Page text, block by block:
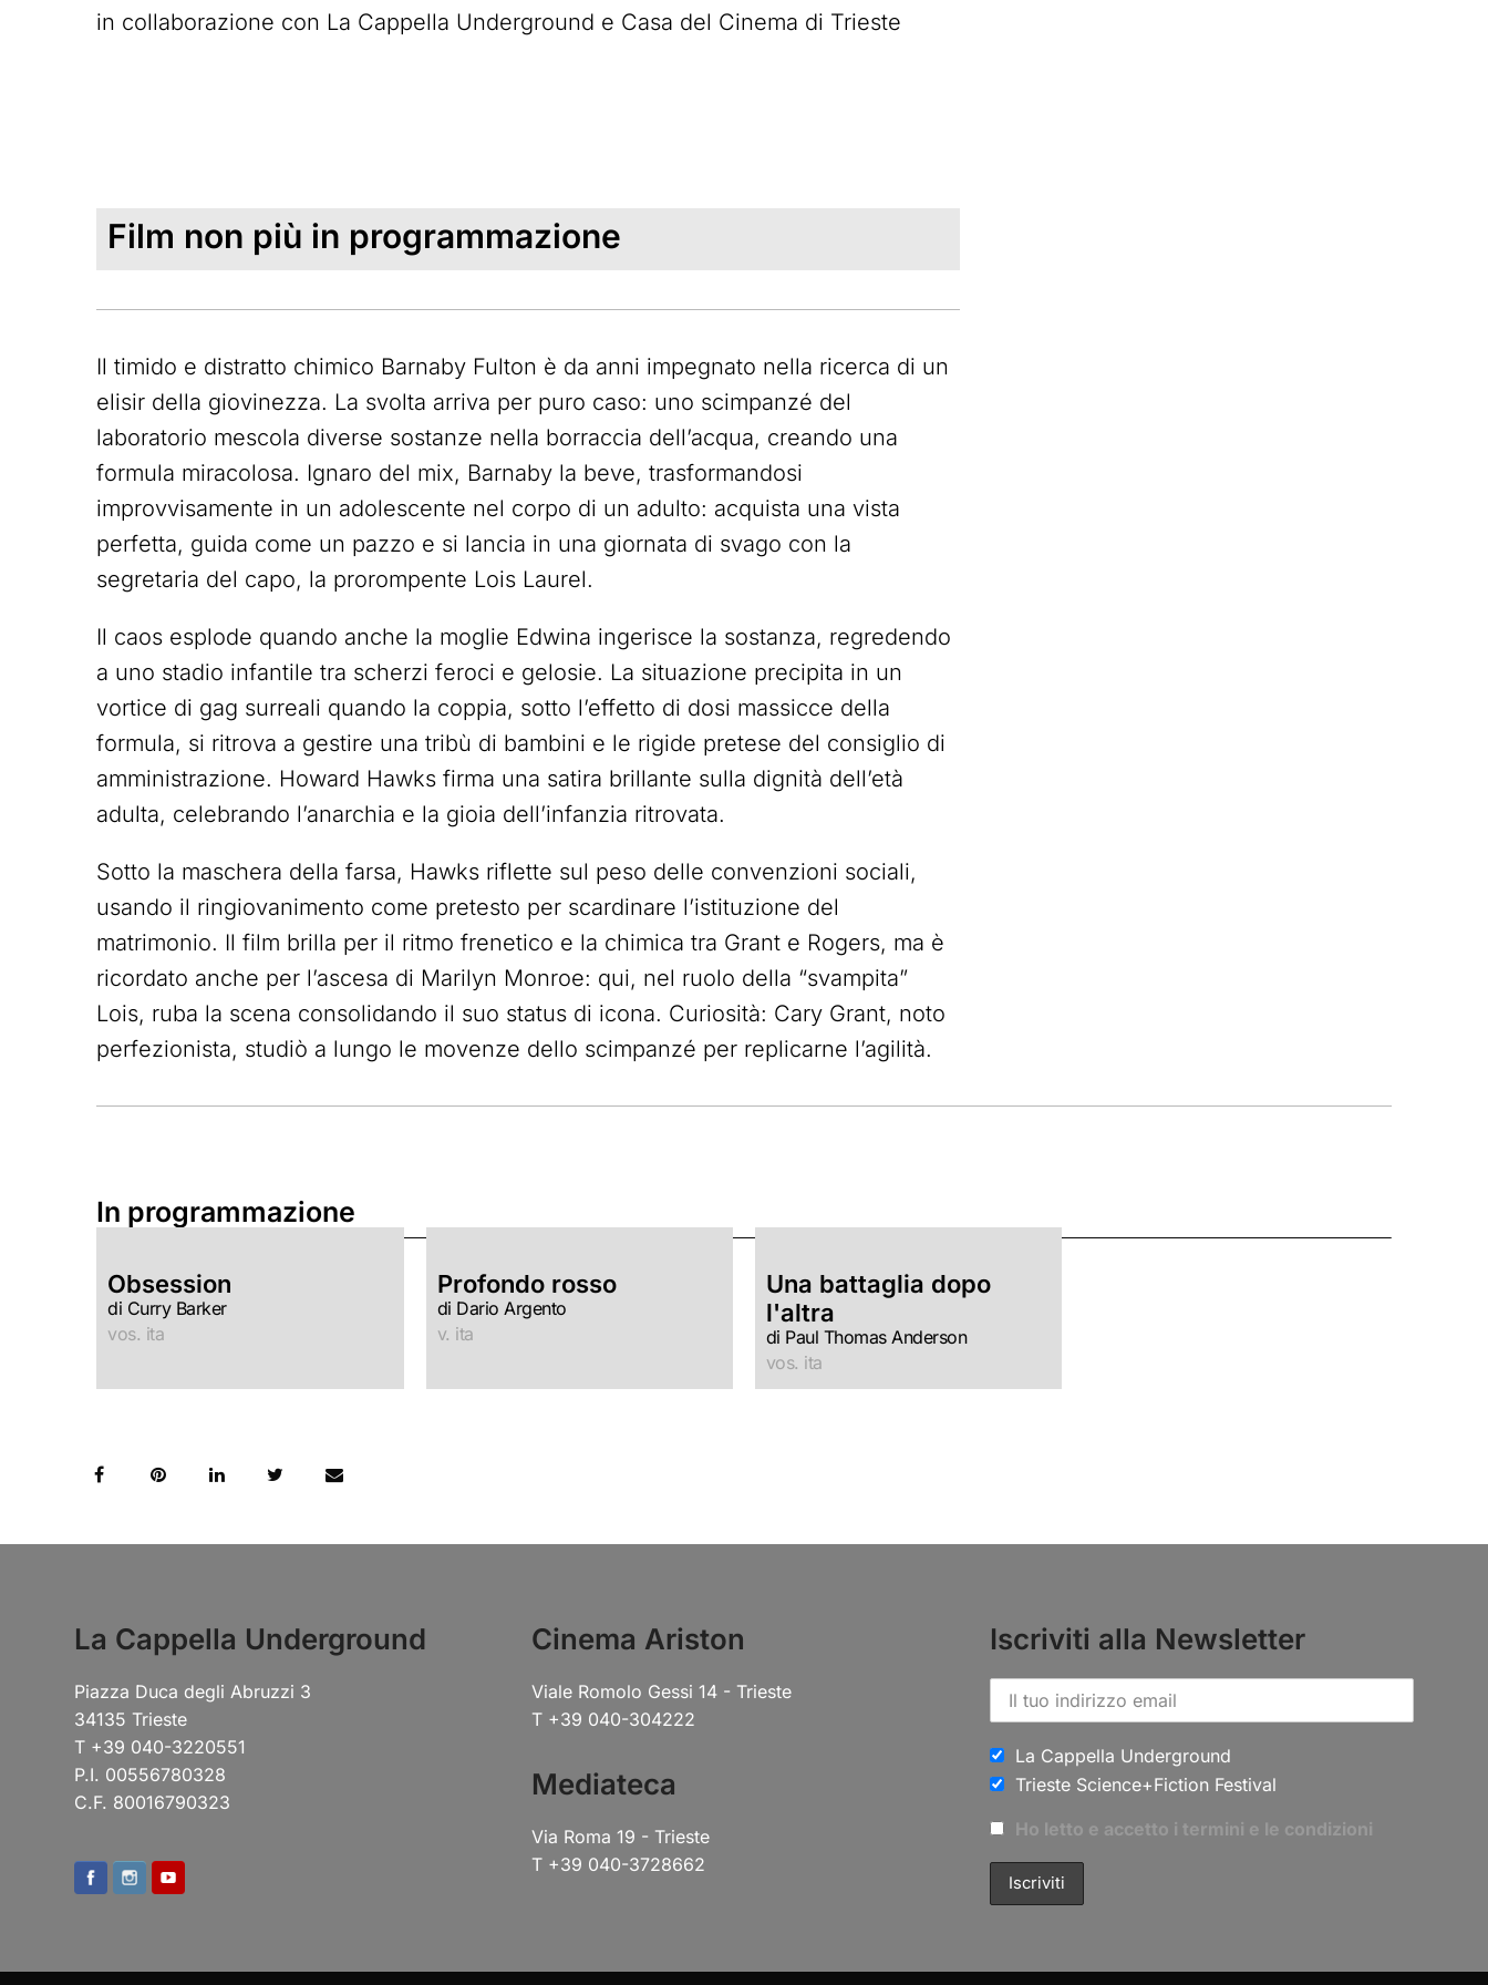
in collaborazione con La Cappella Underground e Casa del Cinema di Trieste
Film non più in programmazione
Il timido e distratto chimico Barnaby Fulton è da anni impegnato nella ricerca di un
elisir della giovinezza. La svolta arriva per puro caso: uno scimpanzé del
laboratorio mescola diverse sostanze nella borraccia dell’acqua, creando una
formula miracolosa. Ignaro del mix, Barnaby la beve, trasformandosi
improvvisamente in un adolescente nel corpo di un adulto: acquista una vista
perfetta, guida come un pazzo e si lancia in una giornata di svago con la
segretaria del capo, la prorompente Lois Laurel.
Il caos esplode quando anche la moglie Edwina ingerisce la sostanza, regredendo
a uno stadio infantile tra scherzi feroci e gelosie. La situazione precipita in un
vortice di gag surreali quando la coppia, sotto l’effetto di dosi massicce della
formula, si ritrova a gestire una tribù di bambini e le rigide pretese del consiglio di
amministrazione. Howard Hawks firma una satira brillante sulla dignità dell’età
adulta, celebrando l’anarchia e la gioia dell’infanzia ritrovata.
Sotto la maschera della farsa, Hawks riflette sul peso delle convenzioni sociali,
usando il ringiovanimento come pretesto per scardinare l’istituzione del
matrimonio. Il film brilla per il ritmo frenetico e la chimica tra Grant e Rogers, ma è
ricordato anche per l’ascesa di Marilyn Monroe: qui, nel ruolo della “svampita”
Lois, ruba la scena consolidando il suo status di icona. Curiosità: Cary Grant, noto
perfezionista, studiò a lungo le movenze dello scimpanzé per replicarne l’agilità.
In programmazione
Obsession
di Curry Barker
vos. ita
Profondo rosso
di Dario Argento
v. ita
Una battaglia dopo
l'altra
di Paul Thomas Anderson
vos. ita
La Cappella Underground
Piazza Duca degli Abruzzi 3
34135 Trieste
T +39 040-3220551
P.I. 00556780328
C.F. 80016790323
Cinema Ariston
Viale Romolo Gessi 14 - Trieste
T +39 040-304222
Mediateca
Via Roma 19 - Trieste
T +39 040-3728662
Iscriviti alla Newsletter
La Cappella Underground
Trieste Science+Fiction Festival
Ho letto e accetto i termini e le condizioni